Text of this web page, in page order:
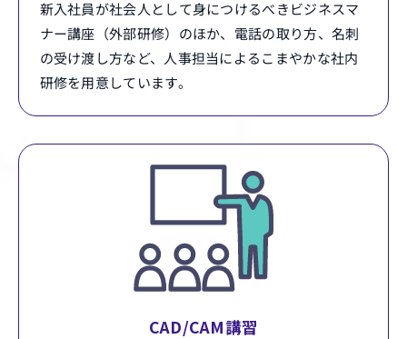
新入社員が社会人として身につけるべきビジネスマ
ナー講座（外部研修）のほか、電話の取り方、名刺
の受け渡し方など、人事担当によるこまやかな社内
研修を用意しています。
CAD/CAM講習